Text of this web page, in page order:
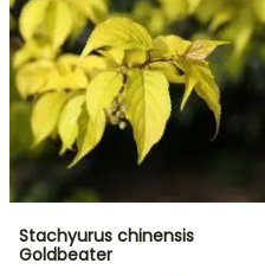
Stachyurus chinensis
Goldbeater